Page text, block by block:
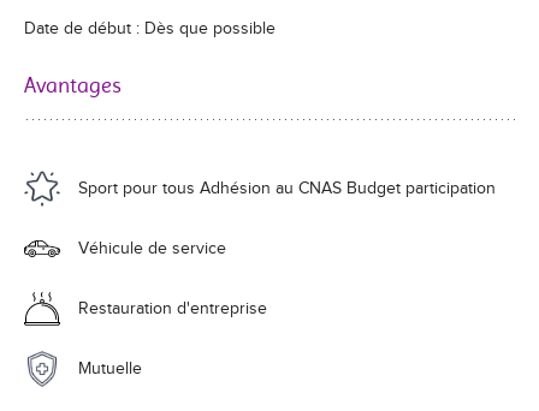
Date de début : Dès que possible
Avantages
Sport pour tous Adhésion au CNAS Budget participation
Véhicule de service
Restauration d'entreprise
Mutuelle